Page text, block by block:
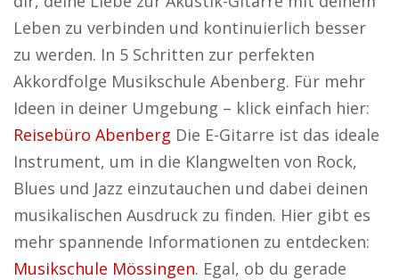
Leben zu verbinden und kontinuierlich besser
zu werden. In 5 Schritten zur perfekten
Akkordfolge Musikschule Abenberg. Für mehr
Ideen in deiner Umgebung – klick einfach hier:
Reisebüro Abenberg Die E-Gitarre ist das ideale
Instrument, um in die Klangwelten von Rock,
Blues und Jazz einzutauchen und dabei deinen
musikalischen Ausdruck zu finden. Hier gibt es
mehr spannende Informationen zu entdecken:
Musikschule Mössingen. Egal, ob du gerade